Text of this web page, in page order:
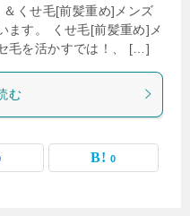
くせ毛[前髪重め]メンズ
ます。 くせ毛[前髪重め]メ
毛を活かすでは！、 […]
む
0